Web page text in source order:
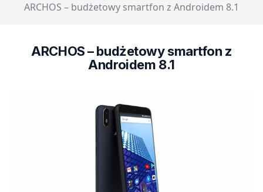
ARCHOS – budżetowy smartfon z Androidem 8.1
ARCHOS – budżetowy smartfon z
Androidem 8.1